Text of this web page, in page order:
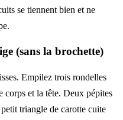
se tiennent bien et ne
(sans la brochette)
Empilez trois rondelles
corps et la tête. Deux pépites
triangle de carotte cuite